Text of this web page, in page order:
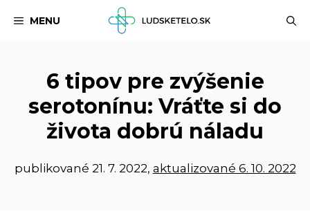
MENU
6 tipov pre zvýšenie
serotonínu: Vráťte si do
života dobrú náladu
publikované 21. 7. 2022, aktualizované 6. 10. 2022